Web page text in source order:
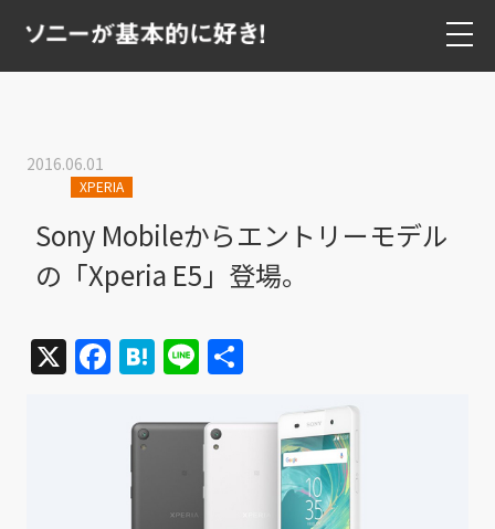
2016.06.01
XPERIA
Sony Mobileからエントリーモデル
の「Xperia E5」登場。
X Facebook
Hatena
Line